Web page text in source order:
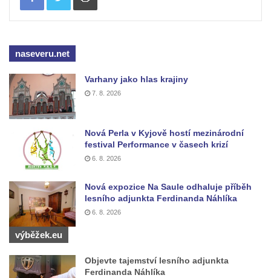
Kříž na rozcestí u domu čp. 49 ve Svojkově
Kříž jižně od Prysku
Boží muka svatého Floriána v Mezné
Neugebauerův kříž východně od Sloupu v
Čechách
Kříž u kostela Zvěstování Panny Marie v
Duchcově
Údajný kříž před kostelem svatých Petra a
Pavla v Jeníkově
Kříž na návsi v Jeníkově
Kříž na křižovatce v Teplické ulici v Lahošti
Kříž U Pěti lip na pastvině severovýchodně
od Mikulášovic
Kříž na rozcestí u domu čp. 123 v
naseveru.net
Varhany jako hlas krajiny
7. 8. 2026
Nová Perla v Kyjově hostí mezinárodní
festival Performance v časech krizí
6. 8. 2026
Nová expozice Na Saule odhaluje příběh
lesního adjunkta Ferdinanda Náhlíka
6. 8. 2026
výběžek.eu
Objevte tajemství lesního adjunkta
Ferdinanda Náhlíka